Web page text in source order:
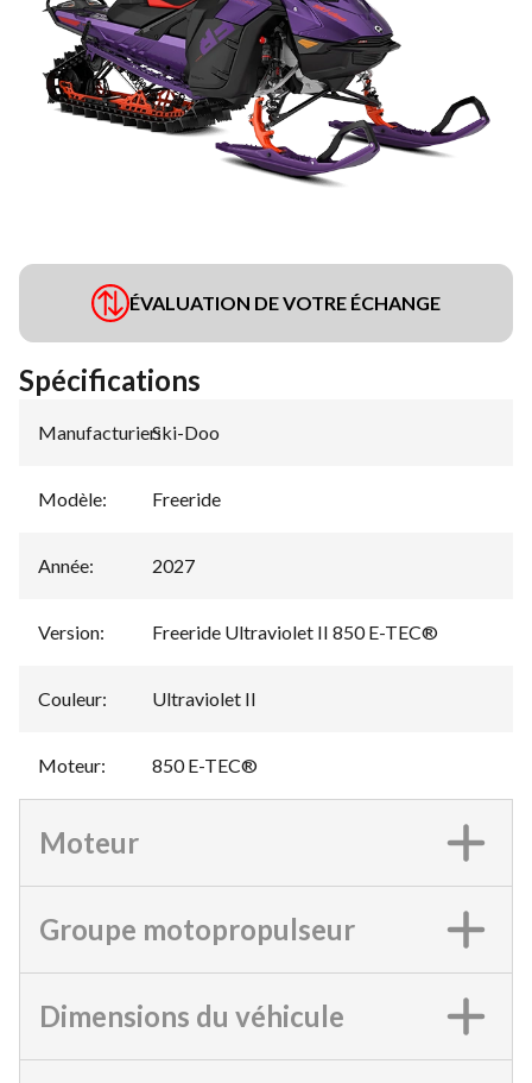
ÉVALUATION DE VOTRE ÉCHANGE
Spécifications
Manufacturier:
Ski-Doo
Modèle: Freeride
Année: 2027
Version: Freeride Ultraviolet II 850 E-TEC®
Couleur: Ultraviolet II
Moteur: 850 E-TEC®
Moteur
Groupe motopropulseur
Dimensions du véhicule